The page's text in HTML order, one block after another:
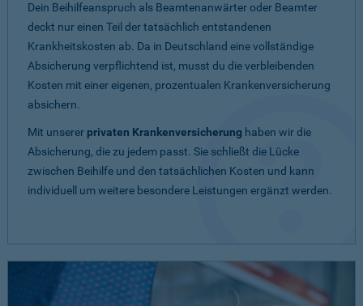
Dein Beihilfeanspruch als Beamtenanwärter oder Beamter
deckt nur einen Teil der tatsächlich entstandenen
Krankheitskosten ab. Da in Deutschland eine vollständige
Absicherung verpflichtend ist, musst du die verbleibenden
Kosten mit einer eigenen, prozentualen Krankenversicherung
absichern.
Mit unserer privaten Krankenversicherung haben wir die
Absicherung, die zu jedem passt. Sie schließt die Lücke
zwischen Beihilfe und den tatsächlichen Kosten und kann
individuell um weitere besondere Leistungen ergänzt werden.